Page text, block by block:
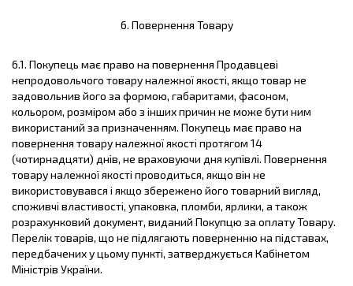
6. Повернення Товару
6.1. Покупець має право на повернення Продавцеві
непродовольчого товару належної якості, якщо товар не
задовольнив його за формою, габаритами, фасоном,
кольором, розміром або з інших причин не може бути ним
використаний за призначенням. Покупець має право на
повернення товару належної якості протягом 14
(чотирнадцяти) днів, не враховуючи дня купівлі. Повернення
товару належної якості проводиться, якщо він не
використовувався і якщо збережено його товарний вигляд,
споживчі властивості, упаковка, пломби, ярлики, а також
розрахунковий документ, виданий Покупцю за оплату Товару.
Перелік товарів, що не підлягають поверненню на підставах,
передбачених у цьому пункті, затверджується Кабінетом
Міністрів України.